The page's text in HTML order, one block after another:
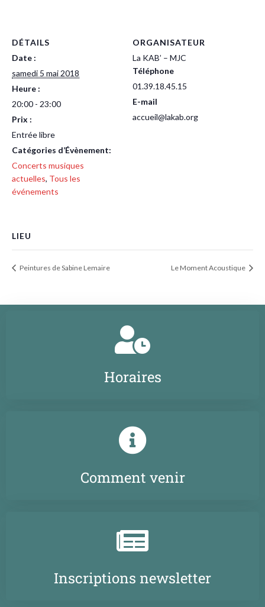
DÉTAILS
Date :
samedi 5 mai 2018
Heure :
20:00 - 23:00
Prix :
Entrée libre
Catégories d’Évènement:
Concerts musiques
actuelles, Tous les
événements
ORGANISATEUR
La KAB’ – MJC
Téléphone
01.39.18.45.15
E-mail
accueil@lakab.org
LIEU
Peintures de Sabine Lemaire Le Moment Acoustique
Horaires
Comment venir
Inscriptions newsletter